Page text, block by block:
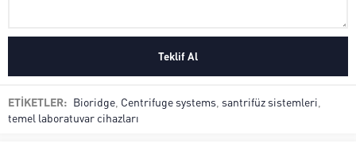
ETİKETLER: Bioridge Centrifuge systems santrifüz sistemleri
temel laboratuvar cihazları